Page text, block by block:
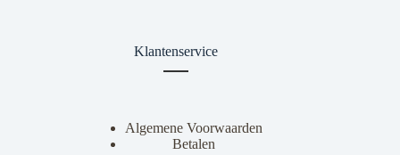
Klantenservice
Algemene Voorwaarden
Betalen